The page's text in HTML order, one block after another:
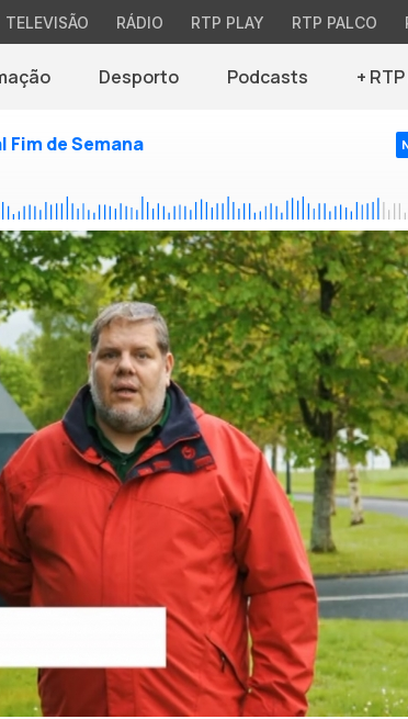
TELEVISÃO RÁDIO RTP PLAY RTP PALCO
Desporto Podcasts +
Fim de Semana